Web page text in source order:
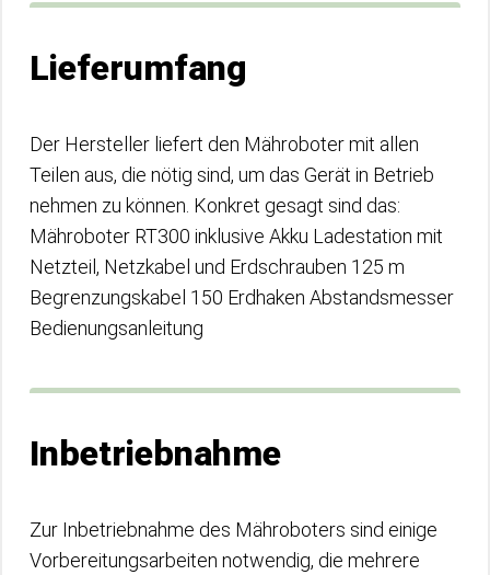
Lieferumfang
Der Hersteller liefert den Mähroboter mit allen
Teilen aus, die nötig sind, um das Gerät in Betrieb
nehmen zu können. Konkret gesagt sind das:
Mähroboter RT300 inklusive Akku Ladestation mit
Netzteil, Netzkabel und Erdschrauben 125 m
Begrenzungskabel 150 Erdhaken Abstandsmesser
Bedienungsanleitung
Inbetriebnahme
Zur Inbetriebnahme des Mähroboters sind einige
Vorbereitungsarbeiten notwendig, die mehrere